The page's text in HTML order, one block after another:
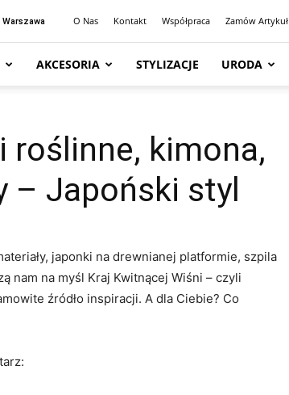
Warszawa O Nas Kontakt Współpraca Zamów Artykuł
AKCESORIA STYLIZACJE URODA
kimona,
– Japoński styl
japonki na drewnianej platformie, szpila
nam na myśl Kraj Kwitnącej Wiśni – czyli
źródło inspiracji. A dla Ciebie? Co